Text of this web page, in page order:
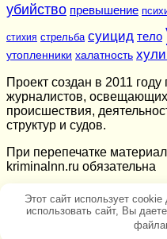
убийство превышение
стихия стрельба суицид тело
утопленники халатность
Проект создан в 2011
журналистов,
происшествия,
структур и судов.
При перепечатке
kriminalnn.ru обязательна
Этот сайт использует
использовать сайт, Вы